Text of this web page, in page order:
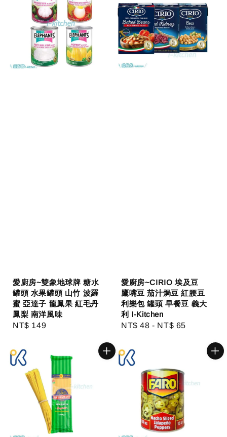
愛廚房~雙象地球牌 糖水
罐頭 水果罐頭 山竹 波羅
蜜 亞達子 龍鳳果 紅毛丹
鳳梨 南洋風味
Regular
NT$ 149
愛廚房~CIRIO 埃及豆
鷹嘴豆 茄汁焗豆 紅腰豆
利樂包 罐頭 早餐豆 義大
利 I-Kitchen
Regular
NT$ 48 - NT$ 65